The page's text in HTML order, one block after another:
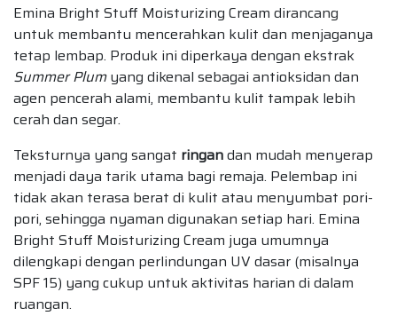
Emina Bright Stuff Moisturizing Cream dirancang
untuk membantu mencerahkan kulit dan menjaganya
tetap lembap. Produk ini diperkaya dengan ekstrak
Summer Plumyang dikenal sebagai antioksidan dan
agen pencerah alami, membantu kulit tampak lebih
cerah dan segar.
Teksturnya yang sangat ringandan mudah menyerap
menjadi daya tarik utama bagi remaja. Pelembap ini
tidak akan terasa berat di kulit atau menyumbat pori-
pori, sehingga nyaman digunakan setiap hari. Emina
Bright Stuff Moisturizing Cream juga umumnya
dilengkapi dengan perlindungan UV dasar (misalnya
SPF 15) yang cukup untuk aktivitas harian di dalam
ruangan.